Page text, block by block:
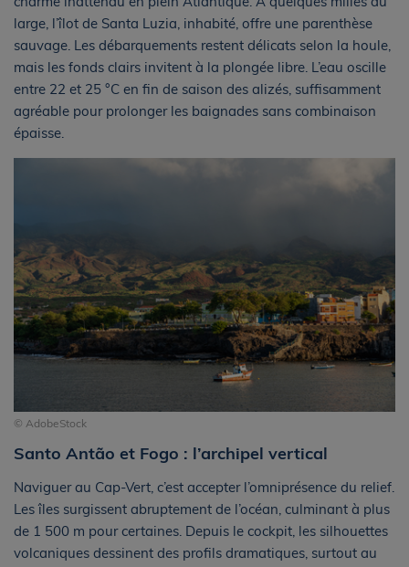
large, l’îlot de Santa Luzia, inhabité, offre une parenthèse
sauvage. Les débarquements restent délicats selon la houle,
mais les fonds clairs invitent à la plongée libre. L’eau oscille
entre 22 et 25 °C en fin de saison des alizés, suffisamment
agréable pour prolonger les baignades sans combinaison
épaisse.
© AdobeStock
Santo Antão et Fogo : l’archipel vertical
Naviguer au Cap-Vert, c’est accepter l’omniprésence du relief.
Les îles surgissent abruptement de l’océan, culminant à plus
de 1 500 m pour certaines. Depuis le cockpit, les silhouettes
volcaniques dessinent des profils dramatiques, surtout au